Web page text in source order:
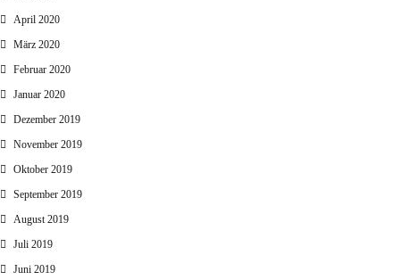
April 2020
März 2020
Februar 2020
Januar 2020
Dezember 2019
November 2019
Oktober 2019
September 2019
August 2019
Juli 2019
Juni 2019